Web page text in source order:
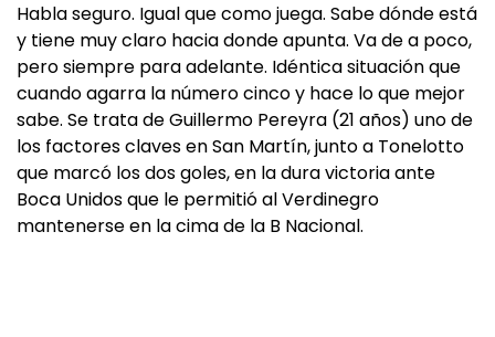
Habla seguro. Igual que como juega. Sabe dónde está
y tiene muy claro hacia donde apunta. Va de a poco,
pero siempre para adelante. Idéntica situación que
cuando agarra la número cinco y hace lo que mejor
sabe. Se trata de Guillermo Pereyra (21 años) uno de
los factores claves en San Martín, junto a Tonelotto
que marcó los dos goles, en la dura victoria ante
Boca Unidos que le permitió al Verdinegro
mantenerse en la cima de la B Nacional.